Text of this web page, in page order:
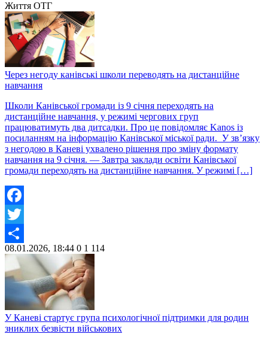
Життя ОТГ
Через негоду канівські школи переводять на дистанційне
навчання
Школи Канівської громади із 9 січня переходять на
дистанційне навчання, у режимі чергових груп
працюватимуть два дитсадки. Про це повідомляє Kanos із
посиланням на інформацію Канівської міської ради. У зв’язку
з негодою в Каневі ухвалено рішення про зміну формату
навчання на 9 січня. — Завтра заклади освіти Канівської
громади переходять на дистанційне навчання. У режимі […]
Facebook
Twitter
Share
08.01.2026, 18:44 0 1 114
У Каневі стартує група психологічної підтримки для родин
зниклих безвісти військових